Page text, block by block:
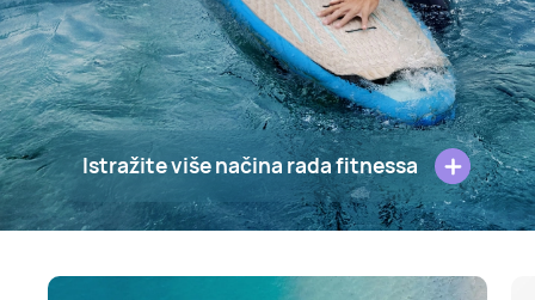
Istražite više načina rada fitnessa